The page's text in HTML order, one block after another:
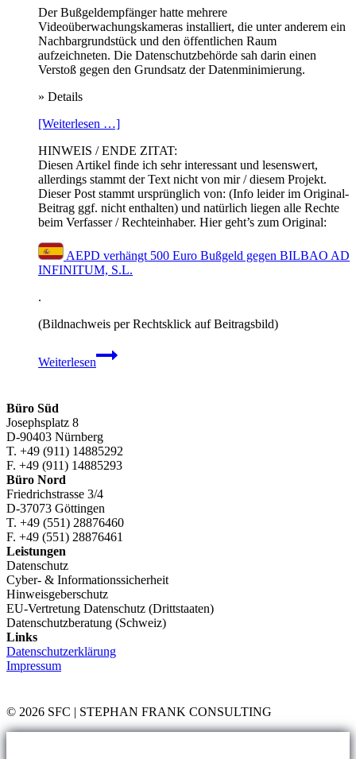
Der Bußgeldempfänger hatte mehrere
Videoüberwachungskameras installiert, die unter anderem ein
Nachbargrundstück und den öffentlichen Raum
aufzeichneten. Die Datenschutzbehörde sah darin einen
Verstoß gegen den Grundsatz der Datenminimierung.
» Details
[Weiterlesen …]
HINWEIS / ENDE ZITAT:
Diesen Artikel finde ich sehr interessant und lesenswert,
allerdings stammt der Text nicht von mir / diesem Projekt.
Dieser Post stammt ursprünglich von: (Info leider im Original-
Beitrag ggf. nicht enthalten) und natürlich liegen alle Rechte
beim Verfasser / Rechteinhaber. Hier geht’s zum Original:
AEPD verhängt 500 Euro Bußgeld gegen BILBAO AD
INFINITUM, S.L.
.
(Bildnachweis per Rechtsklick auf Beitragsbild)
Weiterlesen
AEPD
verhängt
BILBAO
AD
INFINITUM,
Büro Süd
Josephsplatz 8
D-90403 Nürnberg
T. +49 (911) 14885292
F. +49 (911) 14885293
Büro Nord
Friedrichstrasse 3/4
D-37073 Göttingen
T. +49 (551) 28876460
F. +49 (551) 28876461
Leistungen
Datenschutz
Cyber- & Informationssicherheit
Hinweisgeberschutz
EU-Vertretung Datenschutz (Drittstaaten)
Datenschutzberatung (Schweiz)
Links
Datenschutzerklärung
Impressum
© 2026 SFC | STEPHAN FRANK CONSULTING